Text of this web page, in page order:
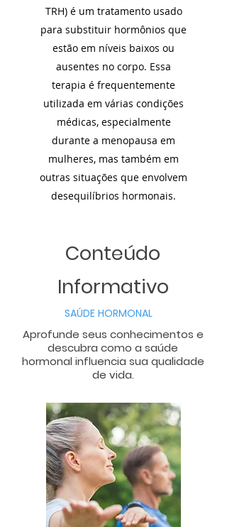
TRH) é um tratamento usado
para substituir hormônios que
estão em níveis baixos ou
ausentes no corpo. Essa
terapia é frequentemente
utilizada em várias condições
médicas, especialmente
durante a menopausa em
mulheres, mas também em
outras situações que envolvem
desequilíbrios hormonais.
Conteúdo
Informativo
SAÚDE HORMONAL
Aprofunde seus conhecimentos e
descubra como a saúde
hormonal influencia sua qualidade
de vida.